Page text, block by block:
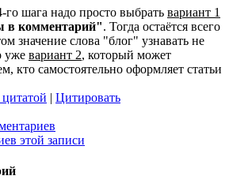
шага надо просто выбрать вариант 1
в комментарий". Тогда остаётся всего
значение слова "блог" узнавать не
уже вариант 2, который может
кто самостоятельно оформляет статьи
| Цитировать
этой записи